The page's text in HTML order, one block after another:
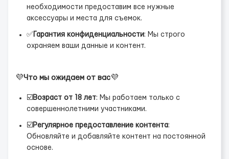
необходимости предоставим все нужные
аксессуары и места для съемок.
✅ Гарантия конфиденциальности: Мы строго
охраняем ваши данные и контент.
💜Что мы ожидаем от вас💜
☑️ Возраст от 18 лет: Мы работаем только с
совершеннолетними участниками.
☑️ Регулярное предоставление контента:
Обновляйте и добавляйте контент на постоянной
основе.